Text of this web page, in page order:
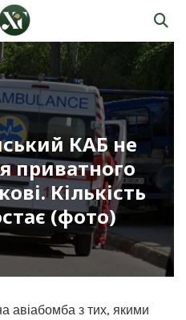
КАБ не
приватного
Кількість
(фото)
авіабомба з тих, якими